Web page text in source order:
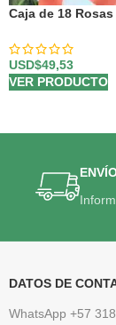
Caja de 18
USD$49,53
VER PRODUCTO
DATOS DE
WhatsApp +57